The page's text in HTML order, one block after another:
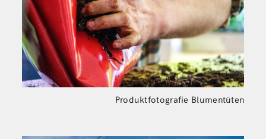
Produktfotografie Blumentüten